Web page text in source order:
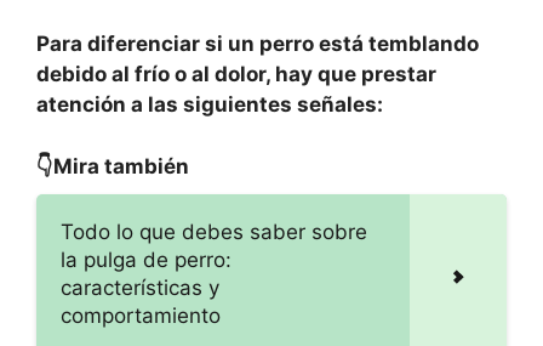
Para diferenciar si un perro está temblando
debido al frío o al dolor, hay que prestar
atención a las siguientes señales:
👇Mira también
Todo lo que debes saber sobre
la pulga de perro:
características y
comportamiento